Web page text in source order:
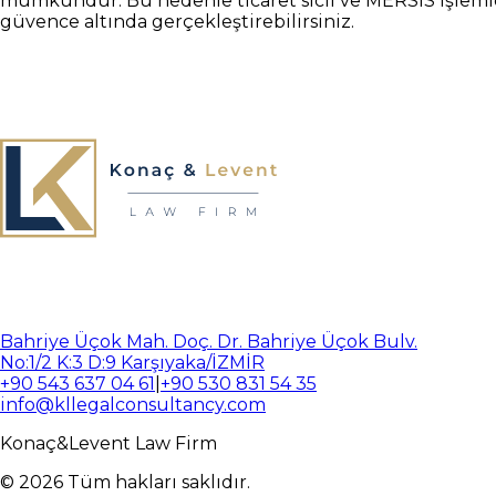
güvence altında gerçekleştirebilirsiniz.
Bahriye Üçok Mah. Doç. Dr. Bahriye Üçok Bulv.
No:1/2 K:3 D:9 Karşıyaka/İZMİR
+90 543 637 04 61 +90 530 831 54 35
info@kllegalconsultancy.com
Konaç& Levent Law Firm
© 2026 Tüm hakları saklıdır.